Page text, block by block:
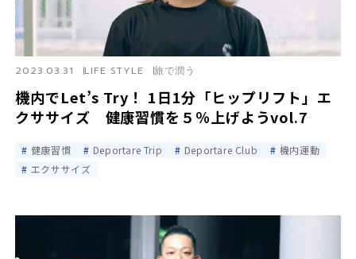
機内でLet’s Try！ 1日1分「ヒップリフト」エ
クササイズ 健康習慣を５％上げようvol.7
2023.03.31 LIFE STYLE 旅で潤う
健康習慣 Deportare Trip Deportare Club
機内運動
エクササイズ